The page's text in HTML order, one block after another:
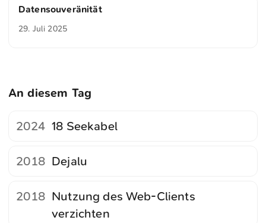
Datensouveränität
29. Juli 2025
An diesem Tag
2024 18 Seekabel
2018 Dejalu
2018 Nutzung des Web-Clients
verzichten